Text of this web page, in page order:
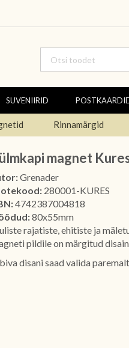
SUVENIIRID
Rinnamärgid
magnet
Grenader
280001-KURES
4742387004818
80x55mm
rajatiste, ehitiste ja
pildile on märgitud
disani saad valida